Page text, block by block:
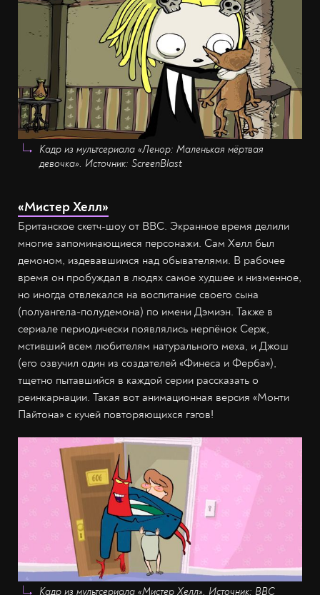
Кадр из мультсериала «Ленор: Маленькая мёртвая
девочка». Источник: ScreenBlast
«Мистер Хелл»
Британское скетч-шоу от BBC. Экранное время делили
многие запоминающиеся персонажи. Сам Хелл был
демоном, издевавшимся над обывателями. В рабочее
время он пробуждал в людях самое худшее и низменное,
но иногда отвлекался на воспитание своего сына
(полуангела-полудемона) по имени Дэмиэн. Также в
сериале периодически появлялись нерпёнок Серж,
мстивший всем любителям натурального меха, и Джош
(его озвучил один из создателей «Финеса и Ферба»),
тщетно пытавшийся в каждой серии рассказать о
реинкарнации. Такая вот анимационная версия «Монти
Пайтона» с кучей повторяющихся гэгов!
Кадр из мультсериала «Мистер Хелл». Источник: BBC